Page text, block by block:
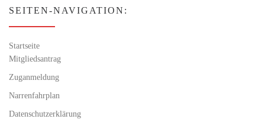
SEITEN-NAVIGATION:
Startseite
Mitgliedsantrag
Zuganmeldung
Narrenfahrplan
Datenschutzerklärung